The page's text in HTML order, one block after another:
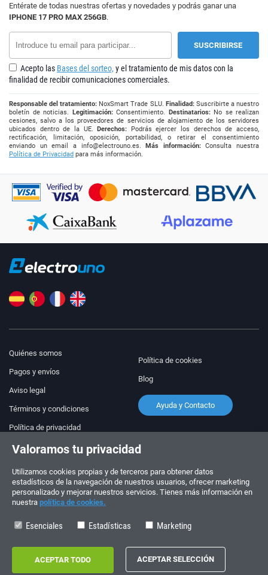
Entérate de todas nuestras ofertas y novedades y podrás ganar una
IPHONE 17 PRO MAX 256GB.
Acepto las Bases del sorteo, y el tratamiento de mis datos con la
finalidad de recibir comunicaciones comerciales.
Responsable del tratamiento: NoxSmart Trade SLU. Finalidad:Suscribirte a nuestro
boletín de noticias. Legitimación:Consentimiento. Destinatarios:No se realizan
cesiones, salvo a los proveedores de servicios de alojamiento de los servidores
ubicados dentro de la UE.Derechos: Podrás ejercer los derechos de acceso,
rectificación, limitación, oposición, portabilidad, o retirar el consentimiento
enviando un email a info@electrouno.es.Más información:Consulta nuestra
Política de Privacidad para más información.
Quiénes somos
Pagos y envíos
Aviso legal
Términos y condiciones
Política de privacidad
Política de cookies
Blog
Ayuda y Contacto
PEDIDOS Y CONSULTAS
+34 910 600 459
+34 622 219 640
HORARIO DE VERANO
¡Síguenos!
Copyright © 2026 - electrouno.es, propiedad de NoxSmart Trade, SLU - CIF:
B88595210. Registro mercantil: Tomo: 40133, Folio: 172, Sección: 8, Hoja
Valoramos tu privacidad
Utilizamos cookies propias y de terceros para obtener datos
estadísticos de la navegación de nuestros usuarios, ofrecer marketing
personalizado y mejorar nuestros servicios. Tienes más información en
nuestra política de cookies.
Esenciales Estadísticas Marketing